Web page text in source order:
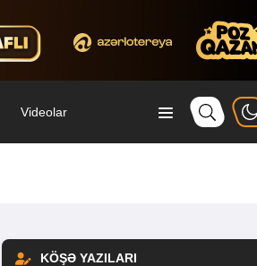
Videolar
KÖŞƏ YAZILARI